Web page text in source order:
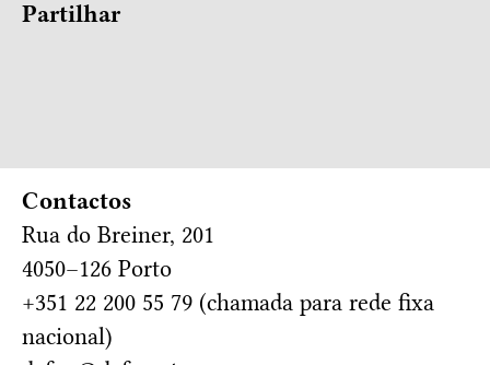
Partilhar
Contactos
Rua do Breiner, 201
4050–126 Porto
+351 22 200 55 79 (chamada para rede fixa
nacional)